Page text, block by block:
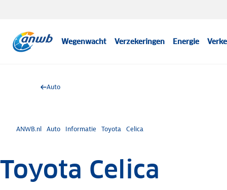
Wegenwacht Verzekeringen Energie
Auto
ANWB.nl Auto Informatie Toyota Celica
Toyota Celica